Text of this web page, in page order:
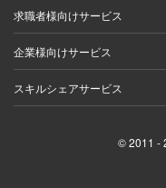
求職者様向けサービス
企業様向けサービス
スキルシェアサービス
© 2011 -